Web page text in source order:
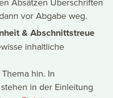
vor Abgabe weg.
& Abschnittstreue
inhaltliche
hin. In
in der Einleitung